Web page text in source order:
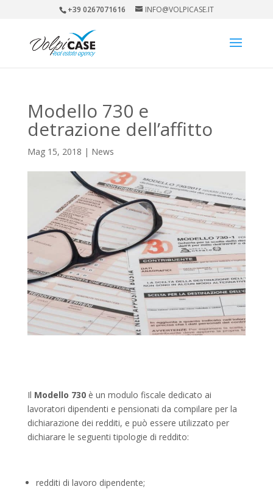
+39 0267071616 INFO@VOLPICASE.IT
Modello 730 e
detrazione dell’affitto
Mag 15, 2018 | News
Il Modello 730è un modulo fiscale dedicato ai
lavoratori dipendenti e pensionati da compilare per la
dichiarazione dei redditi, e può essere utilizzato per
dichiarare le seguenti tipologie di reddito:
redditi di lavoro dipendente;